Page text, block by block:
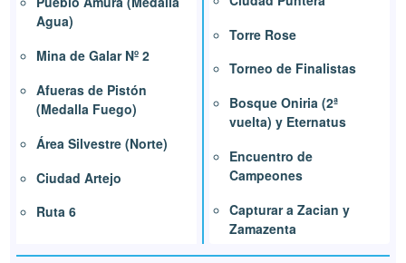
Agua)
Mina de Galar Nº 2
Afueras de Pistón
(Medalla Fuego)
Área Silvestre (Norte)
Ciudad Artejo
Ruta 6
Torre Rose
Torneo de Finalistas
Bosque Oniria (2ª
vuelta) y Eternatus
Encuentro de
Campeones
Capturar a Zacian y
Zamazenta